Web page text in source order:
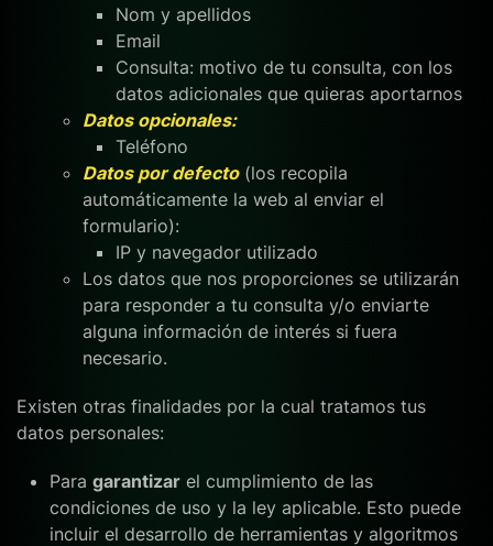
Nom y apellidos
Email
Consulta: motivo de tu consulta, con los
datos adicionales que quieras aportarnos
Datos opcionales:
Teléfono
Datos por defecto(los recopila
automáticamente la web al enviar el
formulario):
IP y navegador utilizado
Los datos que nos proporciones se utilizarán
para responder a tu consulta y/o enviarte
alguna información de interés si fuera
necesario.
Existen otras finalidades por la cual tratamos tus
datos personales:
Para garantizar el cumplimiento de las
condiciones de uso y la ley aplicable. Esto puede
incluir el desarrollo de herramientas y algoritmos